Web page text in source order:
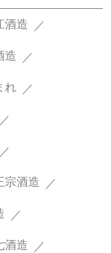
酒造
造
れ
宗酒造
酒造